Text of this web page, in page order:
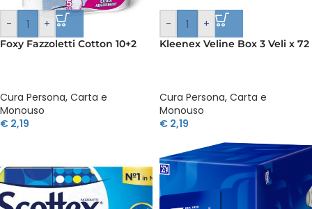
- +
Foxy Fazzoletti Cotton 10+2
Cura Persona, Carta e
Monouso
€ 2,19
- +
Kleenex Veline Box 3 Veli x 72
Cura Persona, Carta e
Monouso
€ 2,19